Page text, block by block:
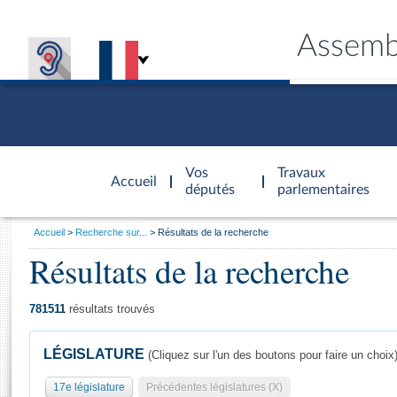
Accueil
d'accueil
Vos
députés
Travaux
parlementaires
Général
Vous
Accueil Recherche sur... Résultats de la recherche
Résultats de la recherche
781511 résultats trouvés
LÉGISLATURE (Cliquez sur l'un des boutons pour faire un choix)
17e législature Précédentes législatures (X)